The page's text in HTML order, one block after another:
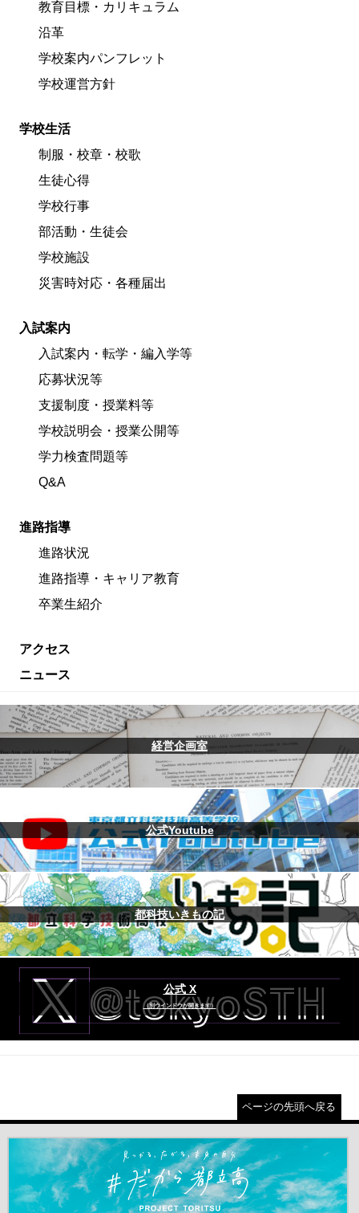
教育目標・カリキュラム
沿革
学校案内パンフレット
学校運営方針
学校生活
制服・校章・校歌
生徒心得
学校行事
部活動・生徒会
学校施設
災害時対応・各種届出
入試案内
入試案内・転学・編入学等
応募状況等
支援制度・授業料等
学校説明会・授業公開等
学力検査問題等
Q&A
進路指導
進路状況
進路指導・キャリア教育
卒業生紹介
アクセス
ニュース
経営企画室
公式Youtube
都科技いきもの記
公式 X
（別ウインドウが開きます）
ページの先頭へ戻る
＃だから都立高（別ウインドウが開きます）